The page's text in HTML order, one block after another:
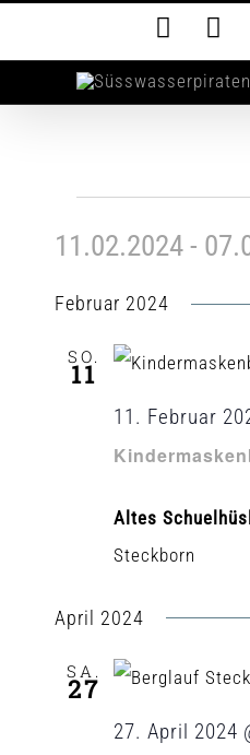
Inhalt
Mail
11.02.2024 -
wählen.
Februar 2024
SO.
11
11. Februar
Altes
Steckborn
April 2024
SA.
27
27. April 2024